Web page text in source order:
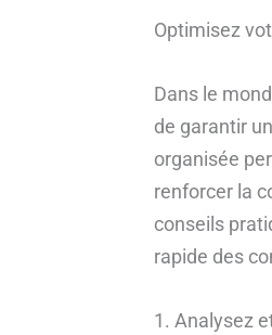
Optimisez
Dans le
de garantir
organisée
renforcer la
conseils
rapide des
1. Analysez